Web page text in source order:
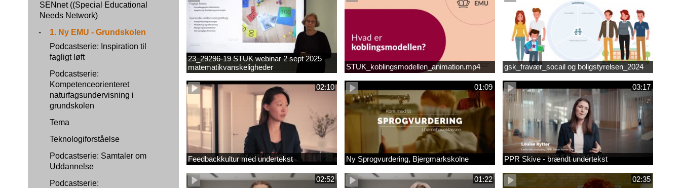
SENnet ((Special Educational
Needs Network)
-
1. Ny EMU - Grundskolen
Podcastserie: Inspiration til
fagligt løft
Podcastserie:
Kompetenceorienteret
naturfagsundervisning i
grundskolen
Tema
Teknologiforståelse
Podcastserie: Samtaler om
Uddannelse
Podcastserie:
23_29296-19 STUK webinar 2 sept 2025
matematikvanskeligheder
1889337_1_1.MP4
STUK_koblingsmodellen_animation.mp4 gsk_fravær_socail og boligstyrelsen_2024
02:10
Feedbackkultur med undertekst
01:09
Ny Sprogvurdering, Bjergmarkskolne
03:17
PPR Skive - brændt undertekst
02:52 01:22 02:35